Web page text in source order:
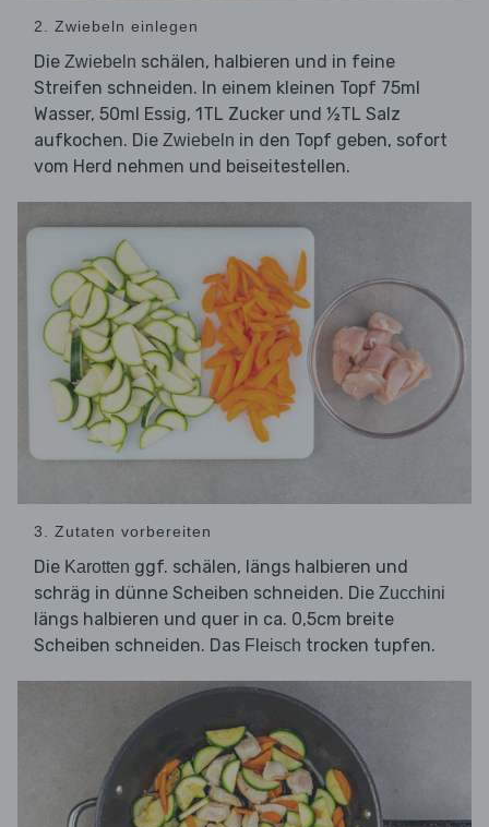
2. Zwiebeln einlegen
Die Zwiebeln schälen, halbieren und in feine
Streifen schneiden. In einem kleinen Topf 75ml
Wasser, 50ml Essig, 1TL Zucker und ½TL Salz
aufkochen. Die Zwiebeln in den Topf geben, sofort
vom Herd nehmen und beiseitestellen.
3. Zutaten vorbereiten
Die Karotten ggf. schälen, längs halbieren und
schräg in dünne Scheiben schneiden. Die Zucchini
längs halbieren und quer in ca. 0,5cm breite
Scheiben schneiden. Das Fleisch trocken tupfen.